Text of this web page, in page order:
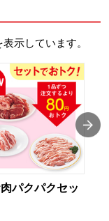
示しています。
パクパクセッ